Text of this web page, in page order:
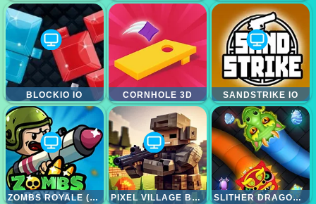
BLOCKIO IO CORNHOLE 3D SANDSTRIKE IO
ZOMBS ROYALE (ZOMBSROYALE.IO) PIXEL VILLAGE BATTLE 3D.IO SLITHER DRAGON IO